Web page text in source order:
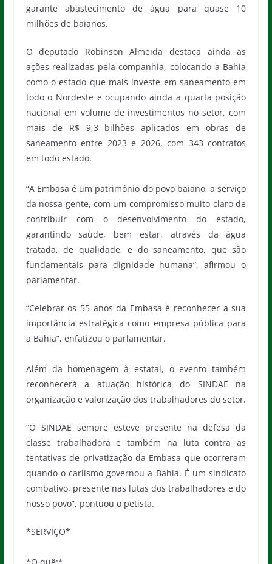
garante abastecimento de água para quase 10
milhões de baianos.
O deputado Robinson Almeida destaca ainda as
ações realizadas pela companhia, colocando a Bahia
como o estado que mais investe em saneamento em
todo o Nordeste e ocupando ainda a quarta posição
nacional em volume de investimentos no setor, com
mais de R$ 9,3 bilhões aplicados em obras de
saneamento entre 2023 e 2026, com 343 contratos
em todo estado.
“A Embasa é um patrimônio do povo baiano, a serviço
da nossa gente, com um compromisso muito claro de
contribuir com o desenvolvimento do estado,
garantindo saúde, bem estar, através da água
tratada, de qualidade, e do saneamento, que são
fundamentais para dignidade humana”, afirmou o
parlamentar.
“Celebrar os 55 anos da Embasa é reconhecer a sua
importância estratégica como empresa pública para
a Bahia”, enfatizou o parlamentar.
Além da homenagem à estatal, o evento também
reconhecerá a atuação histórica do SINDAE na
organização e valorização dos trabalhadores do setor.
“O SINDAE sempre esteve presente na defesa da
classe trabalhadora e também na luta contra as
tentativas de privatização da Embasa que ocorreram
quando o carlismo governou a Bahia. É um sindicato
combativo, presente nas lutas dos trabalhadores e do
nosso povo”, pontuou o petista.
*SERVIÇO*